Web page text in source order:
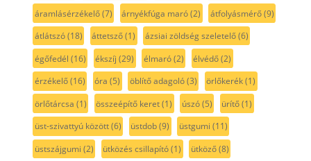
áramlásérzékelő(7) árnyékfúga maró(2) átfolyásmérő(9)
átlátszó(18) áttetsző(1) ázsiai zöldség szeletelő(6)
égőfedél (16) ékszíj (29) élmaró(2) élvédő(2)
érzékelő(16) óra (5) öblítő adagoló(3) örlőkerék(1)
örlőtárcsa (1) összeépítő keret(1) úszó(5) ürítő(1)
üst-szivattyú között(6) üstdob(9) üstgumi (11)
üstszájgumi (2) ütközés csillapító(1) ütköző(8)